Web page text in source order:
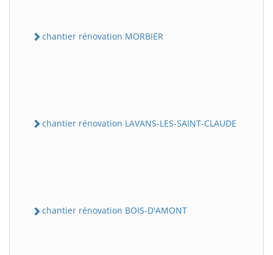
chantier rénovation MORBIER
chantier rénovation LAVANS-LES-SAINT-CLAUDE
chantier rénovation BOIS-D'AMONT